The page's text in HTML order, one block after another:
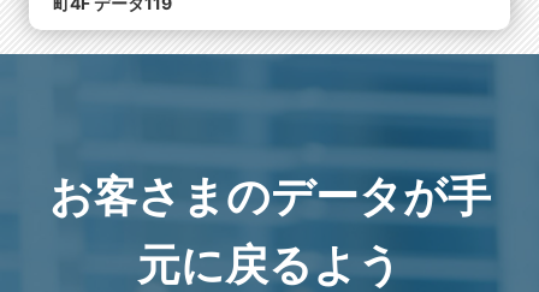
お客さまのデータが手
元に戻るよう